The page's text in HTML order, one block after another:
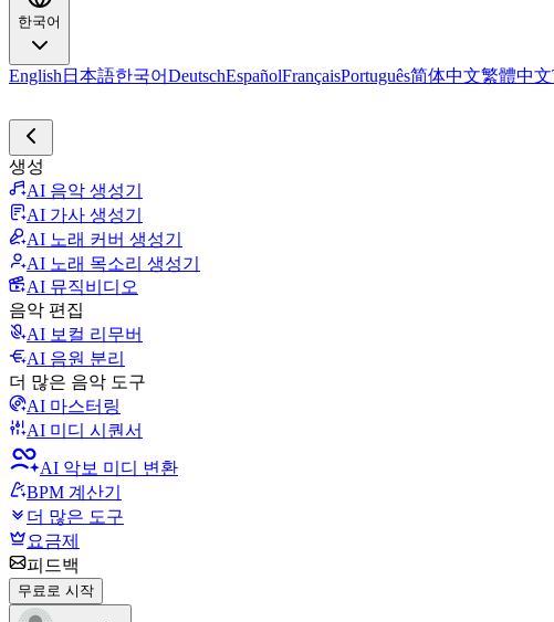
한국어
English 日本語한국어DeutschEspañolFrançaisPortuguês简体中文繁體中文
생성
AI 음악 생성기
AI 가사 생성기
AI 노래 커버 생성기
AI 노래 목소리 생성기
AI 뮤직비디오
음악 편집
AI 보컬 리무버
AI 음원 분리
더 많은 음악 도구
AI 마스터링
AI 미디 시퀀서
AI 악보 미디 변환
BPM 계산기
더 많은 도구
요금제
피드백
무료로 시작